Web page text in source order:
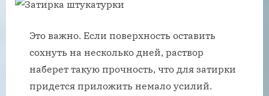
Это важно. Если поверхность оставить
сохнуть на несколько дней, раствор
наберет такую прочность, что для затирки
придется приложить немало усилий.